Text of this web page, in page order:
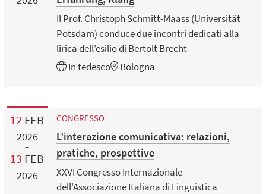
Il Prof. Christoph Schmitt-Maass (Universität
Potsdam) conduce due incontri dedicati alla
lirica dell’esilio di Bertolt Brecht
Intedesco Bologna
12 FEB
2026
13 FEB
2026
CONGRESSO
L’interazione comunicativa: relazioni,
pratiche, prospettive
XXVI Congresso Internazionale
dell'Associazione Italiana di Linguistica